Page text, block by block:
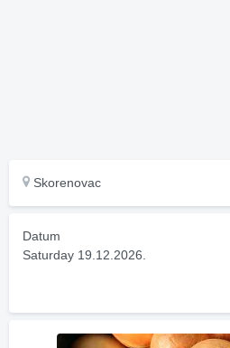
Skorenovac
Datum
Saturday 19.12.2026.